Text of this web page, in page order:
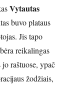
Vytautas
buvo plataus
Jis tapo
reikalingas
raštuose, ypač
žodžiais,